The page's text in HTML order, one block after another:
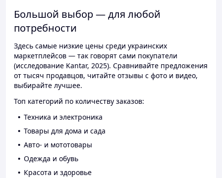
Большой выбор — для любой
потребности
Здесь самые низкие цены среди украинских
маркетплейсов — так говорят сами покупатели
(исследование Kantar, 2025). Сравнивайте предложения
от тысяч продавцов, читайте отзывы с фото и видео,
выбирайте лучшее.
Топ категорий по количеству заказов:
Техника и электроника
Товары для дома и сада
Авто- и мототовары
Одежда и обувь
Красота и здоровье